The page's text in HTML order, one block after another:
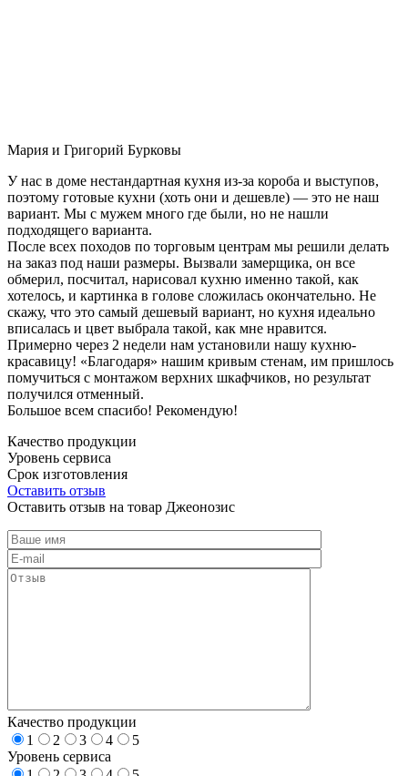
Мария и Григорий Бурковы
У нас в доме нестандартная кухня из-за короба и выступов,
поэтому готовые кухни (хоть они и дешевле) — это не наш
вариант. Мы с мужем много где были, но не нашли
подходящего варианта.
После всех походов по торговым центрам мы решили делать
на заказ под наши размеры. Вызвали замерщика, он все
обмерил, посчитал, нарисовал кухню именно такой, как
хотелось, и картинка в голове сложилась окончательно. Не
скажу, что это самый дешевый вариант, но кухня идеально
вписалась и цвет выбрала такой, как мне нравится.
Примерно через 2 недели нам установили нашу кухню-
красавицу! «Благодаря» нашим кривым стенам, им пришлось
помучиться с монтажом верхних шкафчиков, но результат
получился отменный.
Большое всем спасибо! Рекомендую!
Качество продукции
Уровень сервиса
Срок изготовления
Оставить отзыв
Оставить отзыв на товар Джеонозис
Качество продукции
1
2 3 4
5
Уровень сервиса